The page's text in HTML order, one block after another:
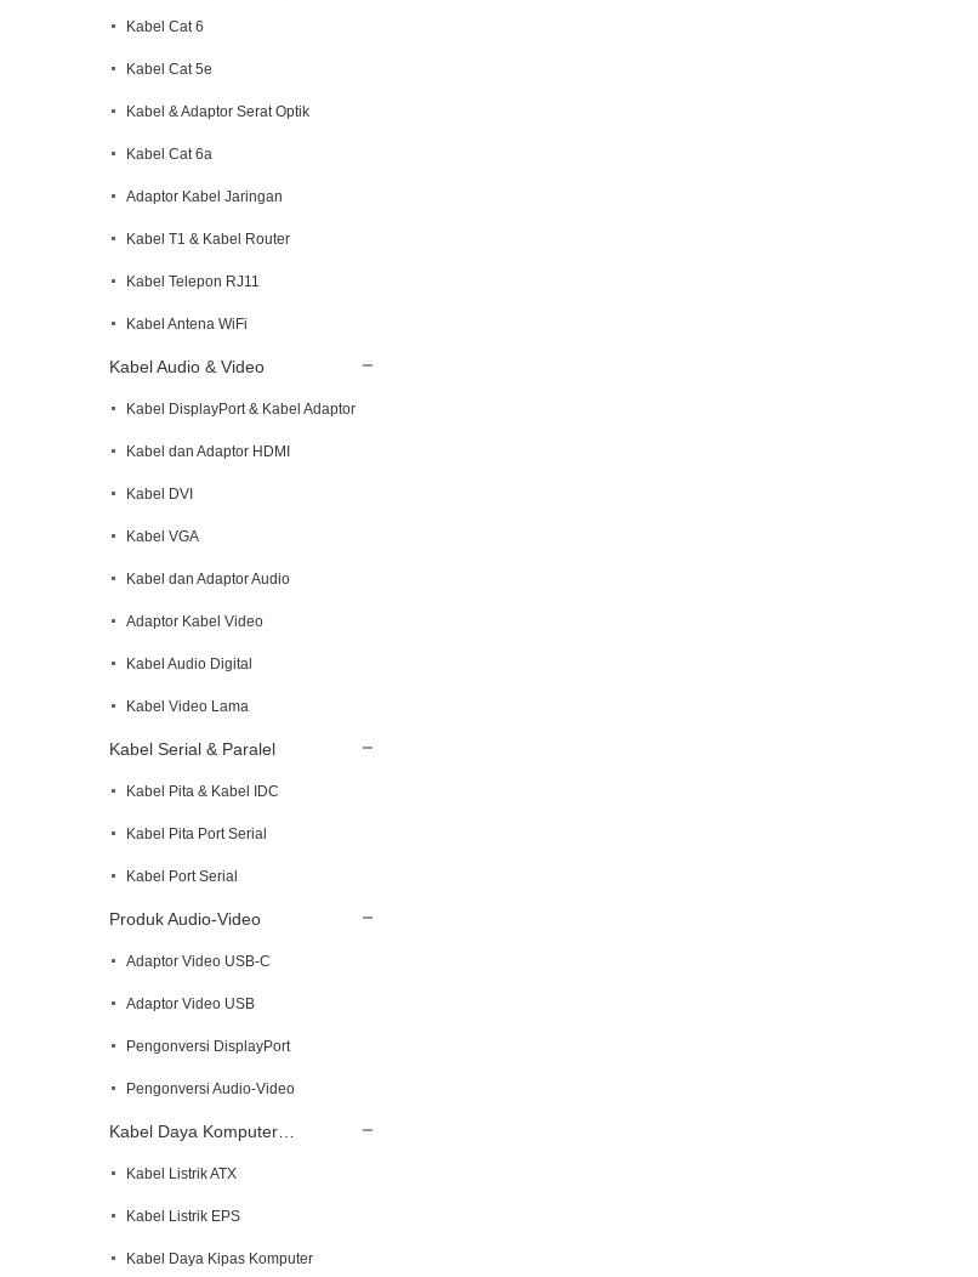
Kabel Cat 6
Kabel Cat 5e
Kabel & Adaptor Serat Optik
Kabel Cat 6a
Adaptor Kabel Jaringan
Kabel T1 & Kabel Router
Kabel Telepon RJ11
Kabel Antena WiFi
Kabel Audio & Video
Kabel DisplayPort & Kabel Adaptor
Kabel dan Adaptor HDMI
Kabel DVI
Kabel VGA
Kabel dan Adaptor Audio
Adaptor Kabel Video
Kabel Audio Digital
Kabel Video Lama
Kabel Serial & Paralel
Kabel Pita & Kabel IDC
Kabel Pita Port Serial
Kabel Port Serial
Produk Audio-Video
Adaptor Video USB-C
Adaptor Video USB
Pengonversi DisplayPort
Pengonversi Audio-Video
Kabel Daya Komputer…
Kabel Listrik ATX
Kabel Listrik EPS
Kabel Daya Kipas Komputer